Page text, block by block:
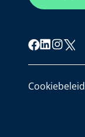
Cookiebeleid